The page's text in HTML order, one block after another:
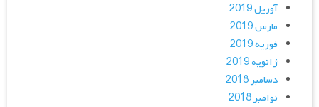
آوریل 2019
مارس 2019
فوریه 2019
ژانویه 2019
دسامبر 2018
نوامبر 2018